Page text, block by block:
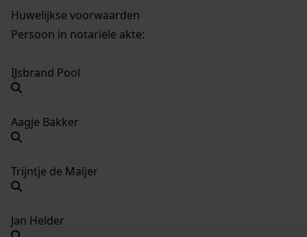
Huwelijkse voorwaarden
Persoon in notariële akte:
IJsbrand Pool
Aagje Bakker
Trijntje de Maijer
Jan Helder